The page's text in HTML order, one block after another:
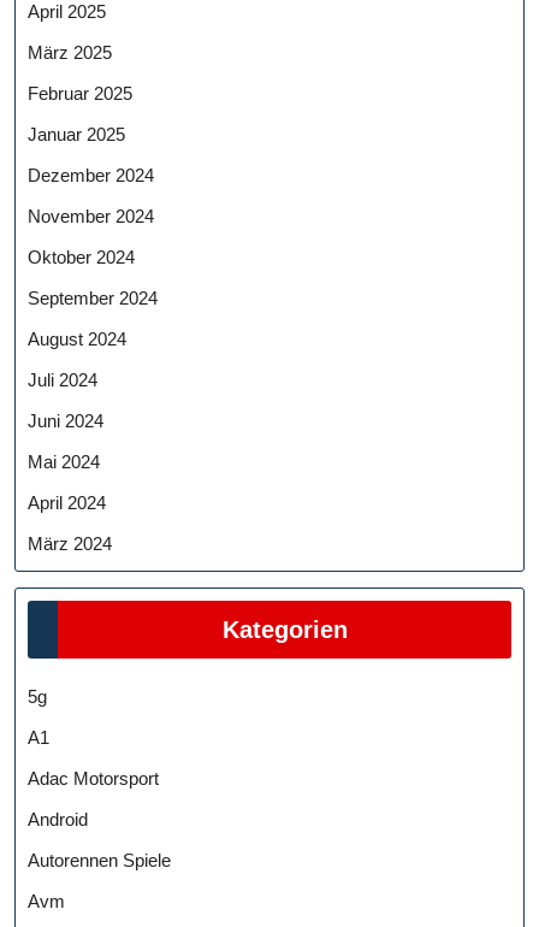
April 2025
März 2025
Februar 2025
Januar 2025
Dezember 2024
November 2024
Oktober 2024
September 2024
August 2024
Juli 2024
Juni 2024
Mai 2024
April 2024
März 2024
Kategorien
5g
A1
Adac Motorsport
Android
Autorennen Spiele
Avm